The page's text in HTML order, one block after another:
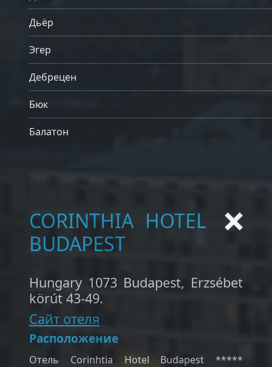
Дьёр
Эгер
Дебрецен
Бюк
Балатон
CORINTHIA HOTEL
BUDAPEST
Hungary 1073 Budapest, Erzsébet
körút 43-49.
Сайт отеля
Расположение
Отель Corinhtia Hotel Budapest *****